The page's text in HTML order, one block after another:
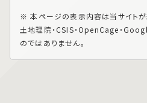
※ 本ページの表示内容は当サイトが
土地理院・CSIS・OpenCage・
のではありません。